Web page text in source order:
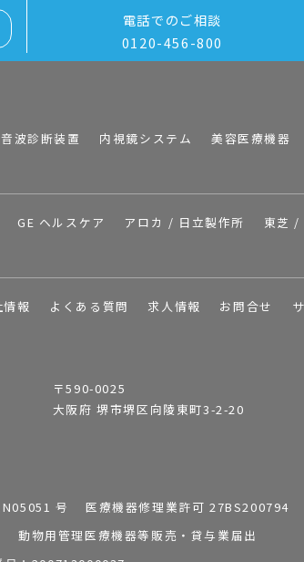
電話でのご相談
0120-456-800
波診断装置 内視鏡システム 美容医療機器
GE ヘルスケア アロカ / 日立製作所 東芝 /
情報 よくある質問 求人情報 お問合せ
〒590-0025
大阪府 堺市堺区向陵東町3-2-20
号 医療機器修理業許可 27BS200794
物用管理医療機器等販売・貸与業届出